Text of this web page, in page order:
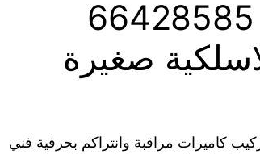
كاميرات مراقبة الصديق 66428585
صغيرة
كاميرات مراقبة وانتراكم بحرفية فني